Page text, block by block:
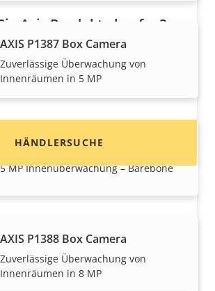
AXIS P1387 Box Camera
Zuverlässige Überwachung von
Innenräumen in 5 MP
AXIS P1387-B Box Camera
5 MP Innenüberwachung – Barebone
AXIS P1388 Box Camera
Zuverlässige Überwachung von
Innenräumen in 8 MP
Axis Produkte kaufen?
und Installateure von Axis
HÄNDLERSUCHE